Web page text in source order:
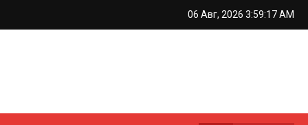
06 Авг, 2026 3:59:18 AM